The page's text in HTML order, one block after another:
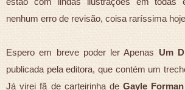
nenhum erro de revisão, coisa raríssima
Espero em breve poder ler Apenas Um
publicada pela editora, que contém um
Já virei fã de carteirinha deGayle Forman